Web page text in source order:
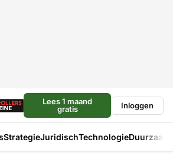
Lees 1 maand
gratis
Inloggen
StrategieJuridischTechnologie